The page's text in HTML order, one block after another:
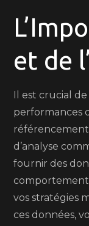
et de
Il est crucial
performances
d’analyse
fournir des
vos stratégies
ces données,